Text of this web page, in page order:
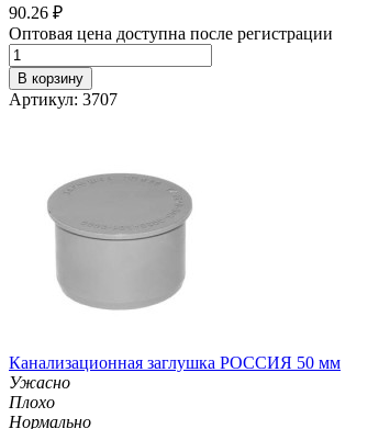
90.26 ₽
Оптовая цена доступна после регистрации
В корзину
Артикул: 3707
Канализационная заглушка РОССИЯ 50 мм
Ужасно
Плохо
Нормально